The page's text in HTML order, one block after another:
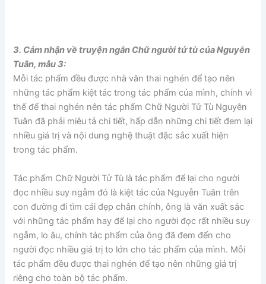
3. Cảm nhận về truyện ngắn Chữ người tử tù của Nguyễn
Tuân, mẫu 3:
Mỗi tác phẩm đều được nhà văn thai nghén để tạo nên
những tác phẩm kiệt tác trong tác phẩm của mình, chính vì
thế để thai nghén nên tác phẩm Chữ Người Tử Tù Nguyễn
Tuân đã phải miêu tả chi tiết, hấp dẫn những chi tiết đem lại
nhiều giá trị và nội dung nghệ thuật đặc sắc xuất hiện
trong tác phẩm.
Tác phẩm Chữ Người Tử Tù là tác phẩm để lại cho người
đọc nhiều suy ngẫm đó là kiệt tác của Nguyễn Tuân trên
con đường đi tìm cái đẹp chân chính, ông là văn xuất sắc
với những tác phẩm hay để lại cho người đọc rất nhiều suy
ngẫm, lo âu, chính tác phẩm của ông đã đem đến cho
người đọc nhiều giá trị to lớn cho tác phẩm của mình. Mỗi
tác phẩm đều được thai nghén để tạo nên những giá trị
riêng cho toàn bộ tác phẩm.